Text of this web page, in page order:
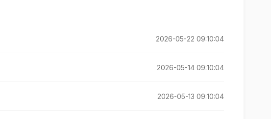
2026-05-22 09:10:04
2026-05-14 09:10:04
2026-05-13 09:10:04